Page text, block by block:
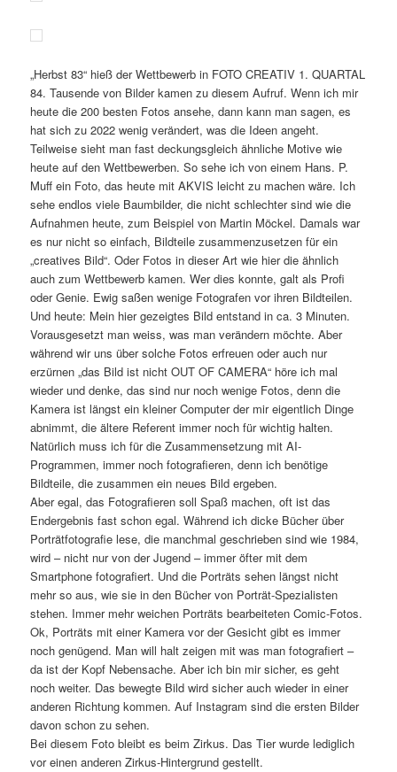
„Herbst 83“ hieß der Wettbewerb in FOTO CREATIV 1. QUARTAL
84. Tausende von Bilder kamen zu diesem Aufruf. Wenn ich mir
heute die 200 besten Fotos ansehe, dann kann man sagen, es
hat sich zu 2022 wenig verändert, was die Ideen angeht.
Teilweise sieht man fast deckungsgleich ähnliche Motive wie
heute auf den Wettbewerben. So sehe ich von einem Hans. P.
Muff ein Foto, das heute mit AKVIS leicht zu machen wäre. Ich
sehe endlos viele Baumbilder, die nicht schlechter sind wie die
Aufnahmen heute, zum Beispiel von Martin Möckel. Damals war
es nur nicht so einfach, Bildteile zusammenzusetzen für ein
„creatives Bild“. Oder Fotos in dieser Art wie hier die ähnlich
auch zum Wettbewerb kamen. Wer dies konnte, galt als Profi
oder Genie. Ewig saßen wenige Fotografen vor ihren Bildteilen.
Und heute: Mein hier gezeigtes Bild entstand in ca. 3 Minuten.
Vorausgesetzt man weiss, was man verändern möchte. Aber
während wir uns über solche Fotos erfreuen oder auch nur
erzürnen „das Bild ist nicht OUT OF CAMERA“ höre ich mal
wieder und denke, das sind nur noch wenige Fotos, denn die
Kamera ist längst ein kleiner Computer der mir eigentlich Dinge
abnimmt, die ältere Referent immer noch für wichtig halten.
Natürlich muss ich für die Zusammensetzung mit AI-
Programmen, immer noch fotografieren, denn ich benötige
Bildteile, die zusammen ein neues Bild ergeben.
Aber egal, das Fotografieren soll Spaß machen, oft ist das
Endergebnis fast schon egal. Während ich dicke Bücher über
Porträtfotografie lese, die manchmal geschrieben sind wie 1984,
wird – nicht nur von der Jugend – immer öfter mit dem
Smartphone fotografiert. Und die Porträts sehen längst nicht
mehr so aus, wie sie in den Bücher von Porträt-Spezialisten
stehen. Immer mehr weichen Porträts bearbeiteten Comic-Fotos.
Ok, Porträts mit einer Kamera vor der Gesicht gibt es immer
noch genügend. Man will halt zeigen mit was man fotografiert –
da ist der Kopf Nebensache. Aber ich bin mir sicher, es geht
noch weiter. Das bewegte Bild wird sicher auch wieder in einer
anderen Richtung kommen. Auf Instagram sind die ersten Bilder
davon schon zu sehen.
Bei diesem Foto bleibt es beim Zirkus. Das Tier wurde lediglich
vor einen anderen Zirkus-Hintergrund gestellt.